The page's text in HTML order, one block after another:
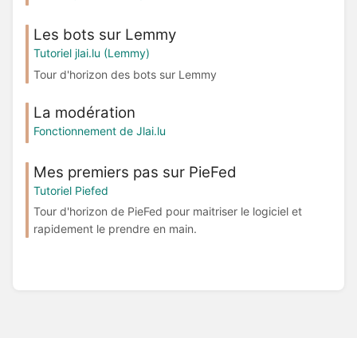
Les bots sur Lemmy
Tutoriel jlai.lu (Lemmy)
Tour d'horizon des bots sur Lemmy
La modération
Fonctionnement de Jlai.lu
Mes premiers pas sur PieFed
Tutoriel Piefed
Tour d'horizon de PieFed pour maitriser le logiciel et
rapidement le prendre en main.